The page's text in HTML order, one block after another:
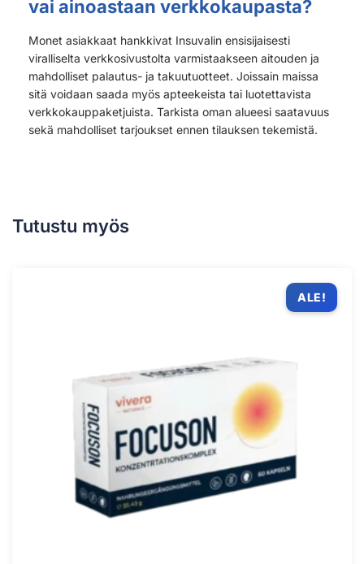
vai ainoastaan verkkokaupasta?
Monet asiakkaat hankkivat Insuvalin ensisijaisesti
viralliselta verkkosivustolta varmistaakseen aitouden ja
mahdolliset palautus- ja takuutuotteet. Joissain maissa
sitä voidaan saada myös apteekeista tai luotettavista
verkkokauppaketjuista. Tarkista oman alueesi saatavuus
sekä mahdolliset tarjoukset ennen tilauksen tekemistä.
Tutustu myös
ALE!